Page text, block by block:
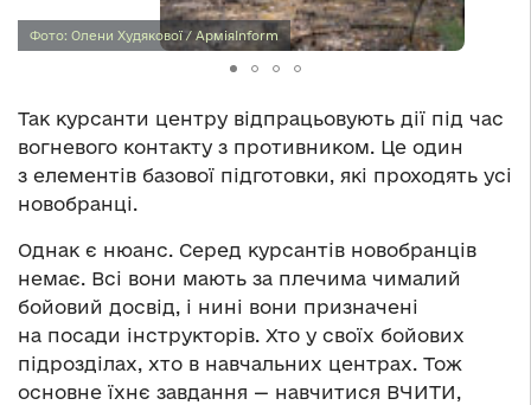
Фото: Олени Худякової / АрміяInform
Так курсанти центру відпрацьовують дії під час
вогневого контакту з противником. Це один
з елементів базової підготовки, які проходять усі
новобранці.
Однак є нюанс. Серед курсантів новобранців
немає. Всі вони мають за плечима чималий
бойовий досвід, і нині вони призначені
на посади інструкторів. Хто у своїх бойових
підрозділах, хто в навчальних центрах. Тож
основне їхнє завдання — навчитися ВЧИТИ,